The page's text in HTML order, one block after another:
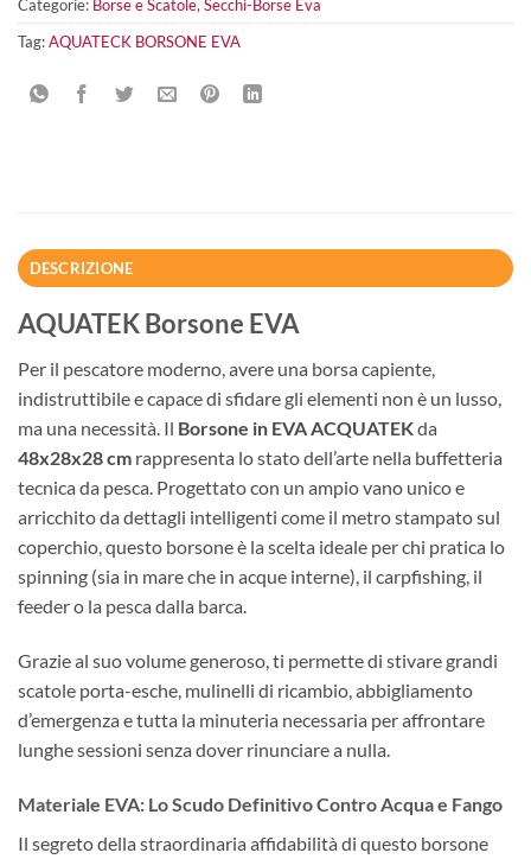
Categorie: Borse e Scatole,Secchi-Borse Eva
Tag:AQUATECK BORSONE EVA
DESCRIZIONE
AQUATEK Borsone EVA
Per il pescatore moderno, avere una borsa capiente,
indistruttibile e capace di sfidare gli elementi non è un lusso,
ma una necessità. Il Borsone in EVA ACQUATEKda
48x28x28 cm rappresenta lo stato dell’arte nella buffetteria
tecnica da pesca. Progettato con un ampio vano unico e
arricchito da dettagli intelligenti come il metro stampato sul
coperchio, questo borsone è la scelta ideale per chi pratica lo
spinning (sia in mare che in acque interne), il carpfishing, il
feeder o la pesca dalla barca.
Grazie al suo volume generoso, ti permette di stivare grandi
scatole porta-esche, mulinelli di ricambio, abbigliamento
d’emergenza e tutta la minuteria necessaria per affrontare
lunghe sessioni senza dover rinunciare a nulla.
Materiale EVA: Lo Scudo Definitivo Contro Acqua e Fango
Il segreto della straordinaria affidabilità di questo borsone